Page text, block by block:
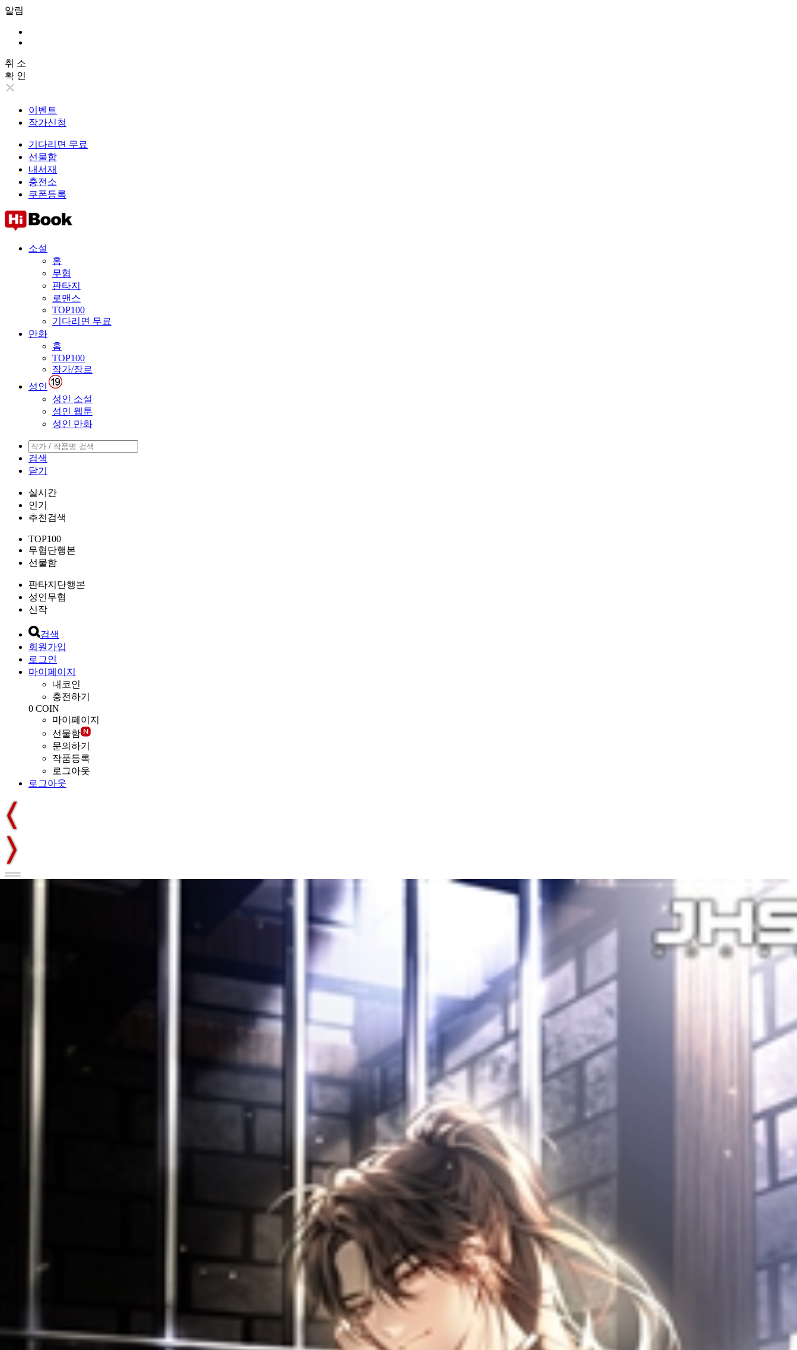
알림
취 소
확 인
이벤트
작가신청
기다리면 무료
선물함
내서재
충전소
쿠폰등록
소설
홈
무협
판타지
로맨스
TOP100
기다리면 무료
만화
홈
TOP100
작가/장르
성인
성인 소설
성인 웹툰
성인 만화
검색
닫기
실시간
인기
추천검색
TOP100
무협단행본
선물함
판타지단행본
성인무협
신작
검색
회원가입
로그인
마이페이지
내코인
충전하기
0 COIN
마이페이지
선물함
문의하기
작품등록
로그아웃
로그아웃